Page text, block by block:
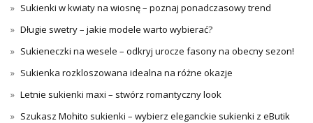
Sukienki w kwiaty na wiosnę – poznaj ponadczasowy trend
Długie swetry – jakie modele warto wybierać?
Sukieneczki na wesele – odkryj urocze fasony na obecny sezon!
Sukienka rozkloszowana idealna na różne okazje
Letnie sukienki maxi – stwórz romantyczny look
Szukasz Mohito sukienki – wybierz eleganckie sukienki z eButik